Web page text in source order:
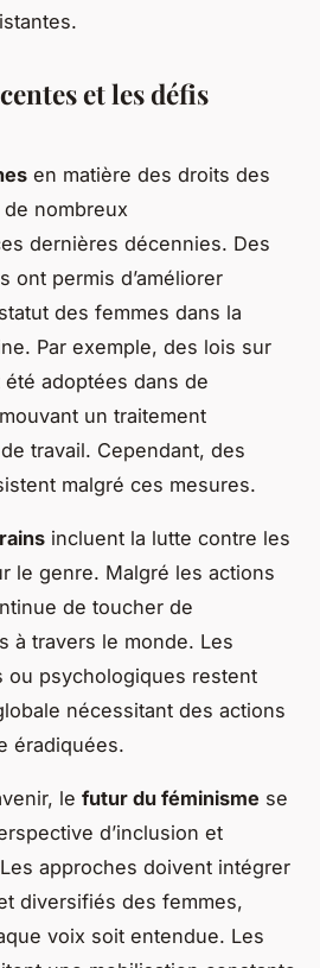
et les défis
en matière des droits des
nombreux
dernières décennies. Des
ont permis d’améliorer
des femmes dans la
Par exemple, des lois sur
été adoptées dans de
un traitement
travail. Cependant, des
malgré ces mesures.
incluent la lutte contre les
le genre. Malgré les actions
de toucher de
à travers le monde. Les
ou psychologiques restent
nécessitant des actions
éradiquées.
le futur du féminisme se
d’inclusion et
approches doivent intégrer
diversifiés des femmes,
voix soit entendue. Les